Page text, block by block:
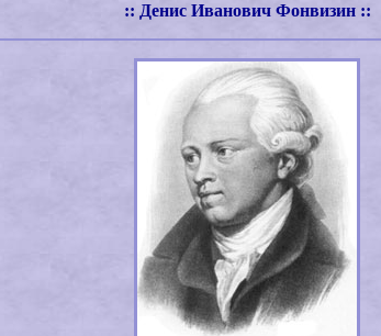
:: Денис Иванович Фонвизин ::